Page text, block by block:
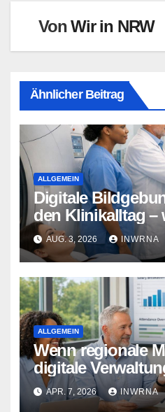
VonWir in NRW
Ähnlicher Beitrag
ALLGEMEIN
Digitale
den Klinikalltag –
jetzt wissen
AUG. 3, 2026 INWRNA
ALLGEMEIN
Wenn regionale
digitale
entlastet
Personalabteilung
APR. 7, 2026 INWRNA